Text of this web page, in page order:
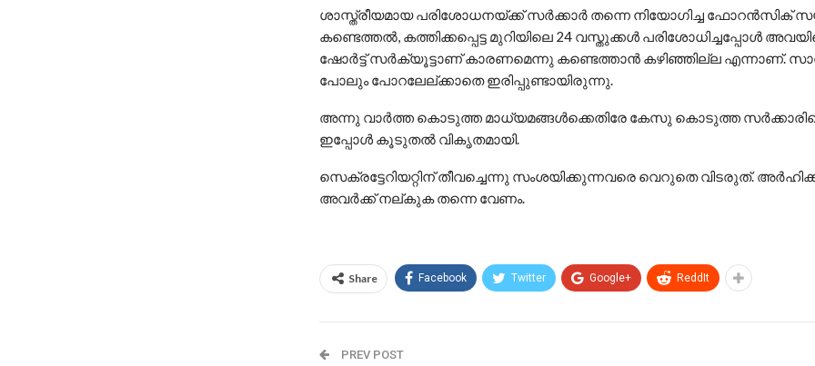
ശാസ്ത്രീയമായ പരിശോധനയ്ക്ക് സര്‍ക്കാര്‍ തന്നെ നിയോഗിച്ച ഫോറന്‍സിക്
കണ്ടെത്തല്‍, കത്തിക്കപ്പെട്ട മുറിയിലെ 24 വസ്തുക്കള്‍ പരിശോധിച്ചപ്പോള്‍
ഷോര്‍ട്ട് സര്‍ക്യൂട്ടാണ് കാരണമെന്നു കണ്ടെത്താന്‍ കഴിഞ്ഞില്ല എന്നാണ്.
പോലും പോറലേല്ക്കാതെ ഇരിപ്പുണ്ടായിരുന്നു.
അന്നു വാര്‍ത്ത കൊടുത്ത മാധ്യമങ്ങള്‍ക്കെതിരേ കേസു കൊടുത്ത
ഇപ്പോള്‍ കൂടുതല്‍ വികൃതമായി.
സെക്രട്ടേറിയറ്റിന് തീവച്ചെന്നു സംശയിക്കുന്നവരെ വെറുതെ വിടരുത്.
അവര്‍ക്ക് നല്കുക തന്നെ വേണം.
Share Facebook Twitter Google+ ReddIt
PREV POST